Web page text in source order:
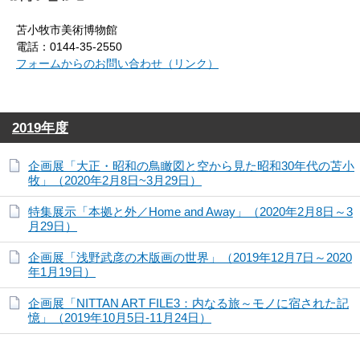
苫小牧市美術博物館
電話：0144-35-2550
フォームからのお問い合わせ（リンク）
2019年度
企画展「大正・昭和の鳥瞰図と空から見た昭和30年代の苫小
牧」（2020年2月8日~3月29日）
特集展示「本拠と外／Home and Away」（2020年2月8日～3
月29日）
企画展「浅野武彦の木版画の世界」（2019年12月7日～2020
年1月19日）
企画展「NITTAN ART FILE3：内なる旅～モノに宿された記
憶」（2019年10月5日-11月24日）